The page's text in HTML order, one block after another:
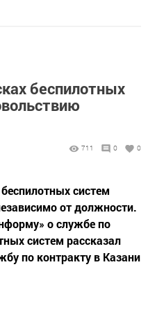
беспилотных
711 0 0
систем
от должности.
о службе по
систем рассказал
по контракту в Казани